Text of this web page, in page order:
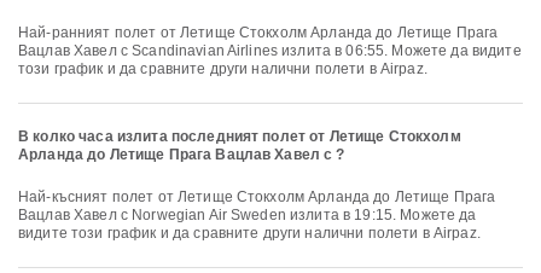
Най-ранният полет от Летище Стокхолм Арланда до Летище Прага
Вацлав Хавел с Scandinavian Airlines излита в 06:55. Можете да видите
този график и да сравните други налични полети в Airpaz.
В колко часа излита последният полет от Летище Стокхолм
Арланда до Летище Прага Вацлав Хавел с ?
Най-късният полет от Летище Стокхолм Арланда до Летище Прага
Вацлав Хавел с Norwegian Air Sweden излита в 19:15. Можете да
видите този график и да сравните други налични полети в Airpaz.